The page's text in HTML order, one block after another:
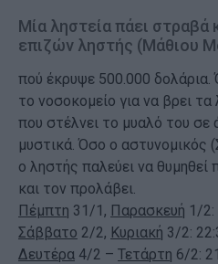
Μία ληστεία πάει στραβά
επιζών ληστής (Μάθιου
πού έκρυψε 500.000
το νοσοκομείο για να βρει
που στέλνει το μυαλό του
μυστικά. Όσο ο αστυνομικός
ο ληστής παλεύει να
και τον προλάβει.
Πέμπτη 31/1, Παρασκευή 1/2:
Σάββατο 2/2, Κυριακή 3/2:
Δευτέρα 4/2 – Τετάρτη 6/2: